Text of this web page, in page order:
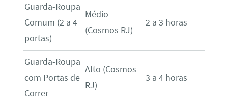
Guarda-Roupa
Comum (2 a 4
portas)
Médio
(Cosmos RJ)
2 a 3 horas
Guarda-Roupa
com Portas de
Correr
Alto (Cosmos
RJ)
3 a 4 horas